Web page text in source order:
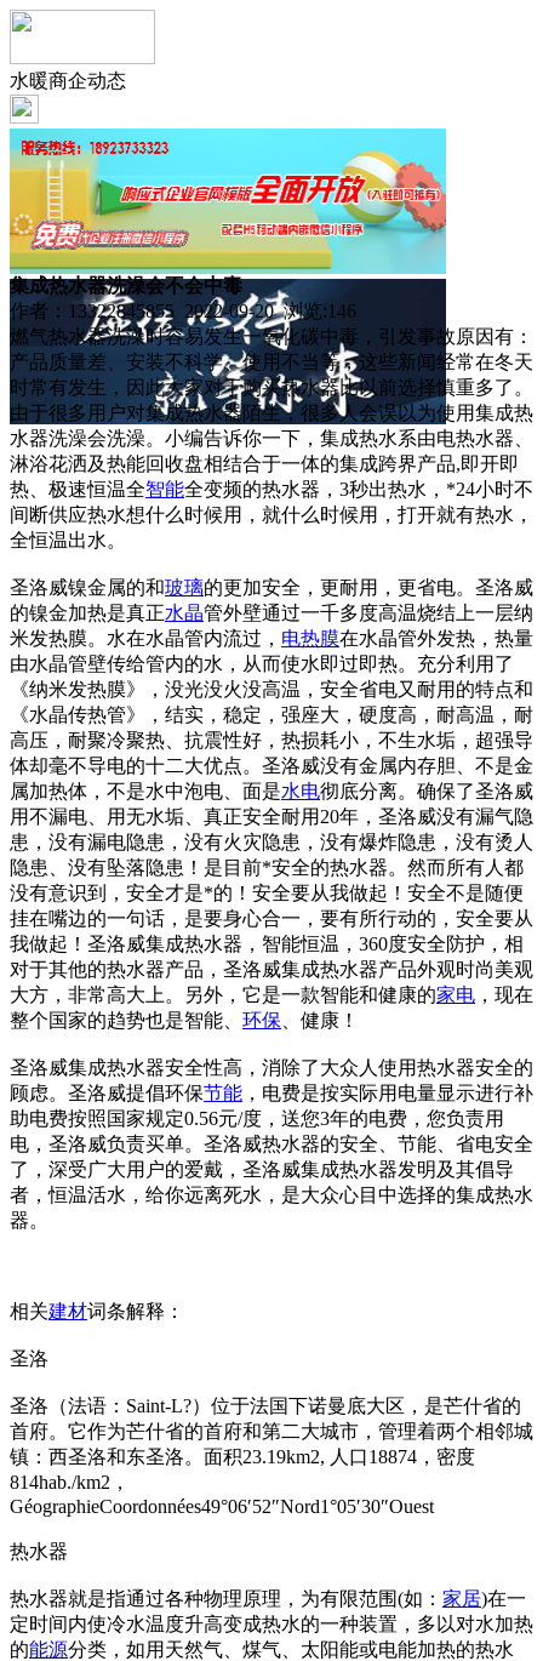
水暖商企动态
集成热水器洗澡会不会中毒
作者：13322845855 2022-09-20 浏览:146
燃气热水器洗澡时容易发生一氧化碳中毒，引发事故原因有：
产品质量差、安装不科学、使用不当等，这些新闻经常在冬天
时常有发生，因此大家对于购买热水器比以前选择慎重多了。
由于很多用户对集成热水器陌生，很多人会误以为使用集成热
水器洗澡会洗澡。小编告诉你一下，集成热水系由电热水器、
淋浴花洒及热能回收盘相结合于一体的集成跨界产品,即开即
热、极速恒温全智能全变频的热水器，3秒出热水，*24小时不
间断供应热水想什么时候用，就什么时候用，打开就有热水，
全恒温出水。
圣洛威镍金属的和玻璃的更加安全，更耐用，更省电。圣洛威
的镍金加热是真正水晶管外壁通过一千多度高温烧结上一层纳
米发热膜。水在水晶管内流过， 电热膜在水晶管外发热，热量
由水晶管壁传给管内的水，从而使水即过即热。充分利用了
《纳米发热膜》，没光没火没高温，安全省电又耐用的特点和
《水晶传热管》，结实，稳定，强座大，硬度高，耐高温，耐
高压，耐聚冷聚热、抗震性好，热损耗小，不生水垢，超强导
体却毫不导电的十二大优点。圣洛威没有金属内存胆、不是金
属加热体，不是水中泡电、面是水电彻底分离。确保了圣洛威
用不漏电、用无水垢、真正安全耐用20年，圣洛威没有漏气隐
患，没有漏电隐患，没有火灾隐患，没有爆炸隐患，没有烫人
隐患、没有坠落隐患！是目前*安全的热水器。然而所有人都
没有意识到，安全才是*的！安全要从我做起！安全不是随便
挂在嘴边的一句话，是要身心合一，要有所行动的，安全要从
我做起！圣洛威集成热水器，智能恒温，360度安全防护，相
对于其他的热水器产品，圣洛威集成热水器产品外观时尚美观
大方，非常高大上。另外，它是一款智能和健康的家电 ，现在
整个国家的趋势也是智能、 环保 、健康！
圣洛威集成热水器安全性高，消除了大众人使用热水器安全的
顾虑。圣洛威提倡环保节能 ，电费是按实际用电量显示进行补
助电费按照国家规定0.56元/度，送您3年的电费，您负责用
电，圣洛威负责买单。圣洛威热水器的安全、节能、省电安全
了，深受广大用户的爱戴，圣洛威集成热水器发明及其倡导
者，恒温活水，给你远离死水，是大众心目中选择的集成热水
器。
相关建材词条解释：
圣洛
圣洛（法语：Saint-L?）位于法国下诺曼底大区，是芒什省的
首府。它作为芒什省的首府和第二大城市，管理着两个相邻城
镇：西圣洛和东圣洛。面积23.19km2, 人口18874，密度
814hab./km2，
GéographieCoordonnées49°06′52″Nord1°05′30″Ouest
热水器
热水器就是指通过各种物理原理，为有限范围(如： 家居)在一
定时间内使冷水温度升高变成热水的一种装置，多以对水加热
的能源分类，如用天然气、煤气、太阳能或电能加热的热水